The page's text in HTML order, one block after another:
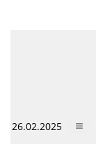
26.02.2025